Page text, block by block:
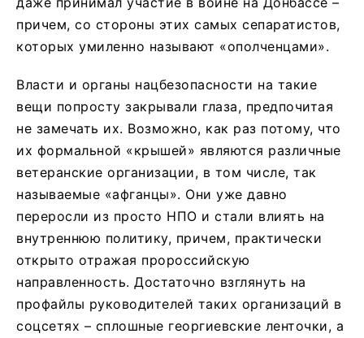
причем, со стороны этих самых сепаратистов,
которых умиленно называют «ополченцами».
Власти и органы нацбезопасности на такие
вещи попросту закрывали глаза, предпочитая
не замечать их. Возможно, как раз потому, что
их формальной «крышей» являются различные
ветеранские организации, в том числе, так
называемые «афганцы». Они уже давно
переросли из просто НПО и стали влиять на
внутреннюю политику, причем, практически
открыто отражая пророссийскую
направленность. Достаточно взглянуть на
профайлы руководителей таких организаций в
соцсетях – сплошные георгиевские ленточки, а